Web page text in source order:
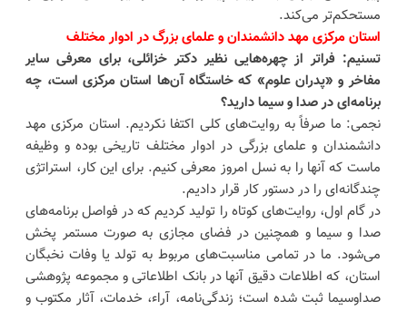
مستحکم‌تر می‌کند.
استان مرکزی مهد دانشمندان و علمای بزرگ در ادوار مختلف
تسنیم: فراتر از چهره‌هایی نظیر دکتر خزائلی، برای معرفی سایر
مفاخر و «پدران علوم» که خاستگاه آن‌ها استان مرکزی است، چه
برنامه‌ای در صدا و سیما دارید؟
نجمی: ما صرفاً به روایت‌های کلی اکتفا نکردیم. استان مرکزی مهد
دانشمندان و علمای بزرگی در ادوار مختلف تاریخی بوده و وظیفه
ماست که آنها را به نسل امروز معرفی کنیم. برای این کار، استراتژی
چندگانه‌ای را در دستور کار قرار دادیم.
در گام اول، روایت‌های کوتاه را تولید کردیم که در فواصل برنامه‌های
صدا و سیما و همچنین در فضای مجازی به صورت مستمر پخش
می‌شود. ما در تمامی مناسبت‌های مربوط به تولد یا وفات نخبگان
استان، که اطلاعات دقیق آنها در بانک اطلاعاتی و مجموعه پژوهشی
صداوسیما ثبت شده است؛ زندگی‌نامه، آراء، خدمات، آثار مکتوب و